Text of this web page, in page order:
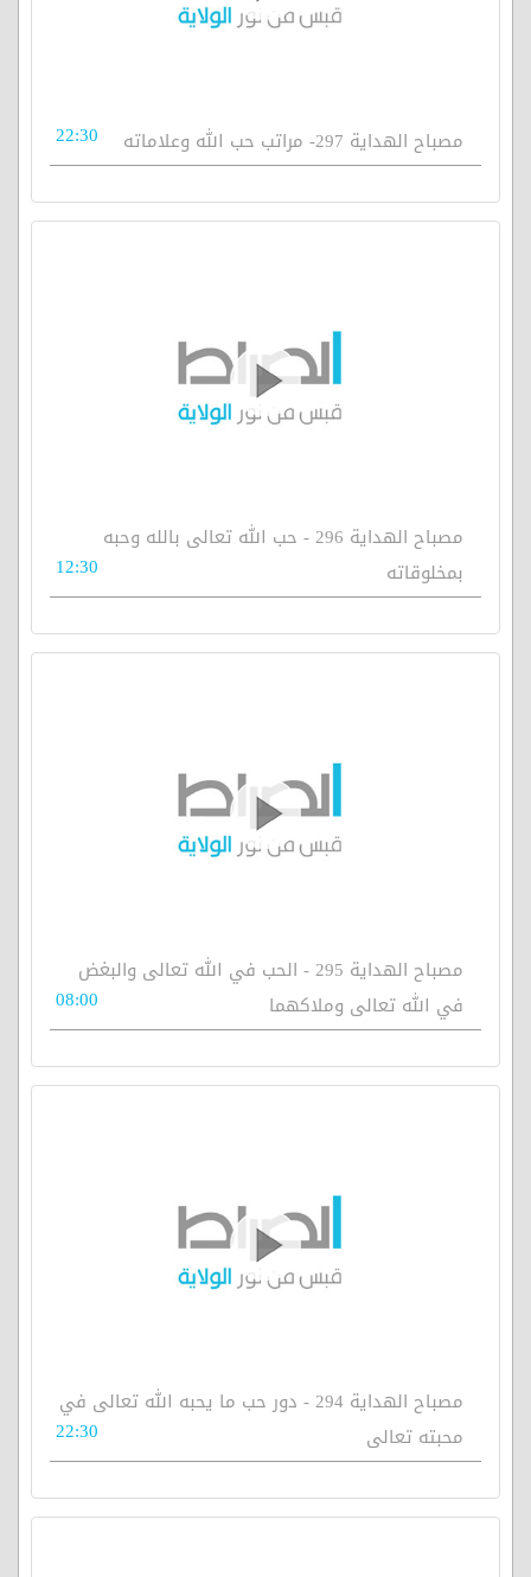
مصباح الهداية 297- مراتب حب الله وعلاماته 22:30
مصباح الهداية 296 - حب الله تعالى بالله وحبه
بمخلوقاته
12:30
مصباح الهداية 295 - الحب في الله تعالى والبغض
في الله تعالى وملاكهما
08:00
مصباح الهداية 294 - دور حب ما يحبه الله تعالى في
محبته تعالى
22:30